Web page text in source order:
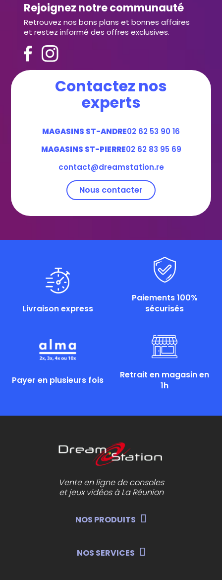
Rejoignez notre communauté
Retrouvez nos bons plans et bonnes affaires
et restez informé des offres exclusives.
Contactez nos
experts
MAGASINS ST-ANDRE02 62 53 90 16
MAGASINS ST-PIERRE02 62 83 95 69
contact@dreamstation.re
Nous contacter
Livraison express
Paiements 100%
sécurisés
Payer en plusieurs fois
Retrait en magasin en
1h
Vente en ligne de consoles
et jeux vidéos à La Réunion
NOS PRODUITS
NOS SERVICES